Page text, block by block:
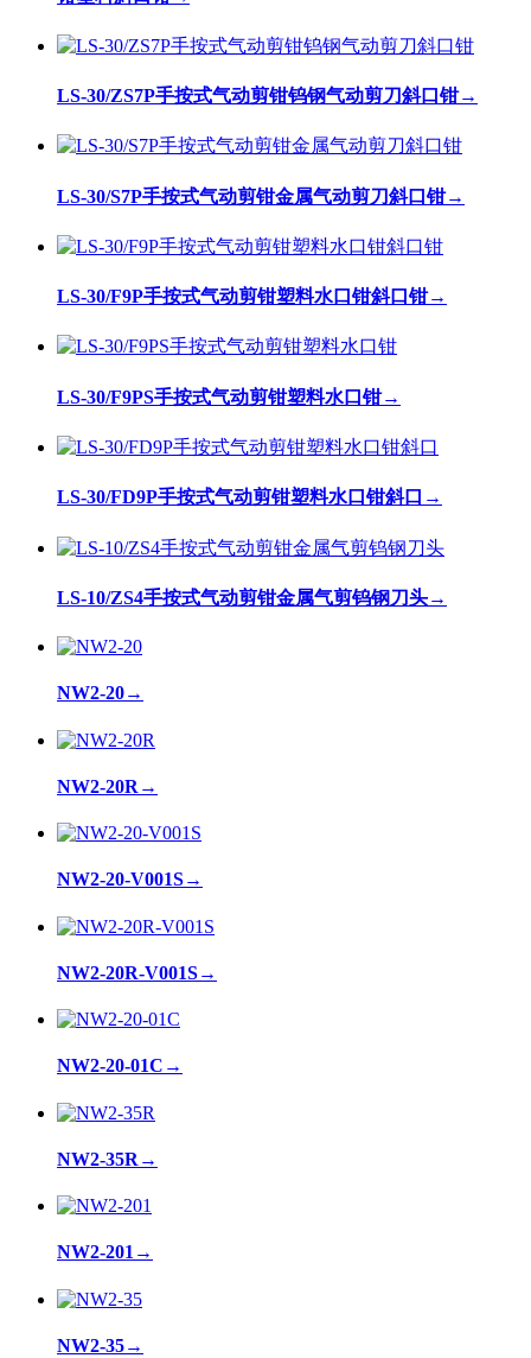
LS-30/ZS7P手按式气动剪钳钨钢气动剪刀斜口钳→
LS-30/S7P手按式气动剪钳金属气动剪刀斜口钳→
LS-30/F9P手按式气动剪钳塑料水口钳斜口钳→
LS-30/F9PS手按式气动剪钳塑料水口钳→
LS-30/FD9P手按式气动剪钳塑料水口钳斜口 →
LS-10/ZS4手按式气动剪钳金属气剪钨钢刀头→
NW2-20→
NW2-20R →
NW2-20-V001S→
NW2-20R-V001S→
NW2-20-01C →
NW2-35R →
NW2-201→
NW2-35→